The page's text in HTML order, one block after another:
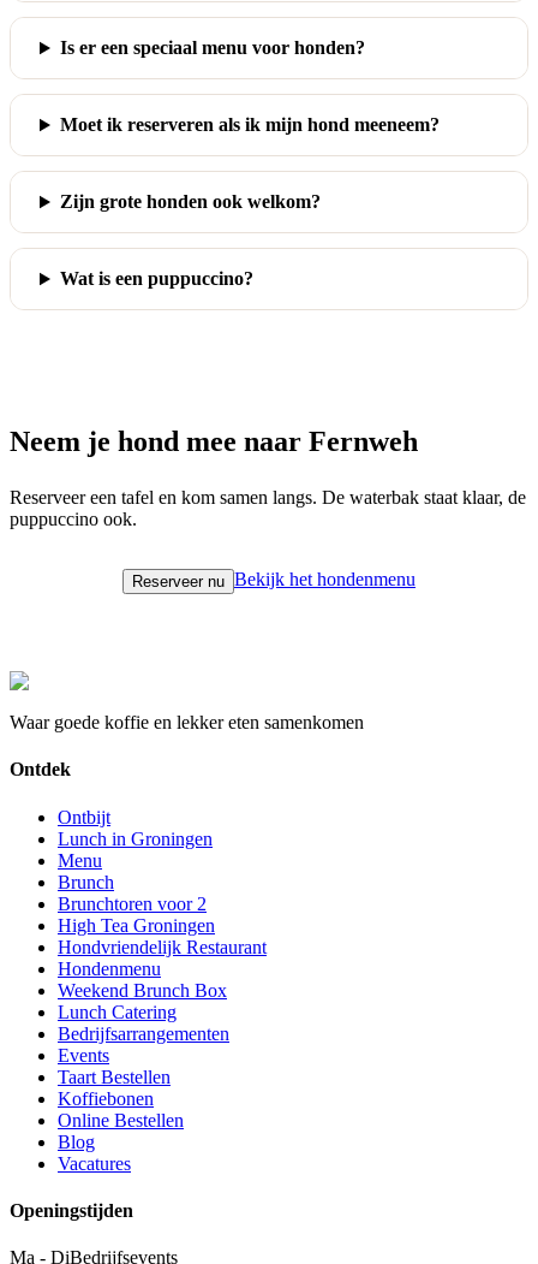
Is er een speciaal menu voor honden?
Moet ik reserveren als ik mijn hond meeneem?
Zijn grote honden ook welkom?
Wat is een puppuccino?
Neem je hond mee naar Fernweh
Reserveer een tafel en kom samen langs. De waterbak staat klaar, de
puppuccino ook.
Reserveer nu Bekijk het hondenmenu
Waar goede koffie en lekker eten samenkomen
Ontdek
Ontbijt
Lunch in Groningen
Menu
Brunch
Brunchtoren voor 2
High Tea Groningen
Hondvriendelijk Restaurant
Hondenmenu
Weekend Brunch Box
Lunch Catering
Bedrijfsarrangementen
Events
Taart Bestellen
Koffiebonen
Online Bestellen
Blog
Vacatures
Openingstijden
Ma - DiBedrijfsevents